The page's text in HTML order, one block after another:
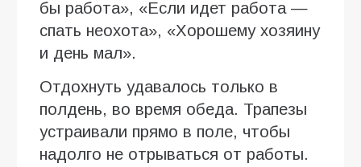
бы работа», «Если идет работа —
спать неохота», «Хорошему хозяину
и день мал».
Отдохнуть удавалось только в
полдень, во время обеда. Трапезы
устраивали прямо в поле, чтобы
надолго не отрываться от работы.